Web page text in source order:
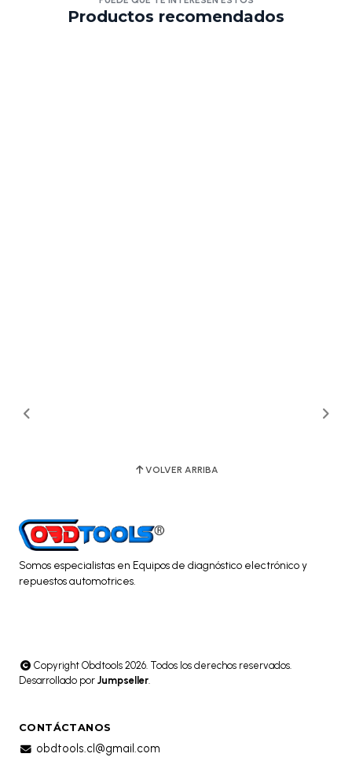
Productos recomendados
VOLVER ARRIBA
Somos especialistas en Equipos de diagnóstico electrónico y
repuestos automotrices.
Copyright Obdtools 2026. Todos los derechos reservados.
Desarrollado por Jumpseller.
CONTÁCTANOS
obdtools.cl@gmail.com